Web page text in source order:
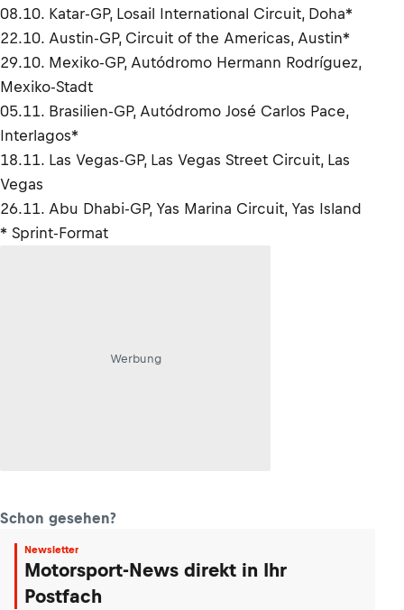
08.10. Katar-GP, Losail International Circuit, Doha*
22.10. Austin-GP, Circuit of the Americas, Austin*
29.10. Mexiko-GP, Autódromo Hermann Rodríguez,
Mexiko-Stadt
05.11. Brasilien-GP, Autódromo José Carlos Pace,
Interlagos*
18.11. Las Vegas-GP, Las Vegas Street Circuit, Las
Vegas
26.11. Abu Dhabi-GP, Yas Marina Circuit, Yas Island
* Sprint-Format
Werbung
Schon gesehen?
Newsletter
Motorsport-News direkt in Ihr
Postfach